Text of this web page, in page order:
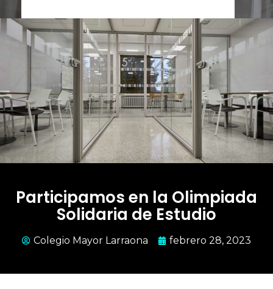
Participamos en la Olimpiada
Solidaria de Estudio
Colegio Mayor Larraona febrero 28, 2023